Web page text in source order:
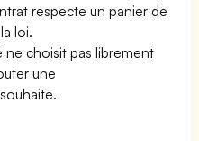
respecte un panier de
loi.
ne choisit pas librement
une